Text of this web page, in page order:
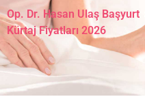
Op. Dr. Hasan Ulaş Başyurt
Kürtaj Fiyatları 2026